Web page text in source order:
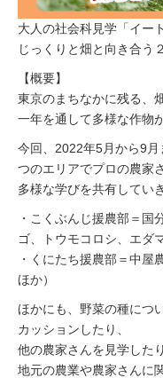
イベント情報
おしらせ
駅から探す
大人の社会科見学「イー
じっくりと畑と向き合う
【概要】
東京のまちなかに残る、畑
一年を通して多様な作物
今回、2022年5月から9
つのエリアでプロの農家
多様な学びを共有してい
・こくぶんじ援農部＝国
ゴ、トウモコロシ、エダ
・くにたち援農部＝中屋
ほか）
ほかにも、野菜の種につ
カッションしたり、
他の農家さんを見学した
地元の農業や農家さんに